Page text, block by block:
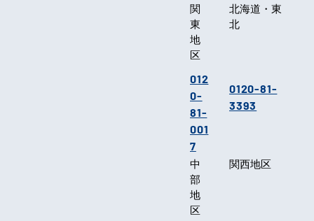
関
東
地
区
012
0-
81-
001
7
北海道・東
北
0120-81-
3393
中
部
地
区
関西地区